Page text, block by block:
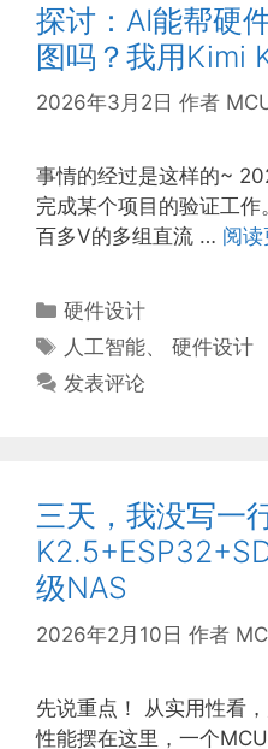
探讨：AI能帮硬
图吗？我用Kimi
2026年3月2日 作者
事情的经过是这样的~
完成某个项目的验证工
百多V的多组直流 … 阅读
分
类
硬件设计
标
签
人工智能、硬件设计
发表评论
三天，我没写一
级NAS
2026年2月10日 作者
先说重点！ 从实用性看
性能摆在这里，一个